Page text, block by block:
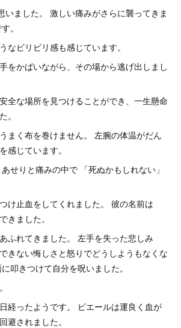
いました。 激しい痛みがさらに襲ってきま
。
なビリビリ感も感じています。
をかばいながら、その場から逃げ出しまし
全な場所を見つけることができ、一生懸命
。
まく布を巻けません。 左腕の体温がだん
感じています。
せりと痛みの中で 「死ぬかもしれない」
け止血をしてくれました。 彼の名前は
きました。
ふれてきました。 左手を失った悲しみ
きない悔しさと怒りでどうしようもなくな
叩きつけて自分を呪いました。
経ったようです。 ピエールは運良く血が
避されました。